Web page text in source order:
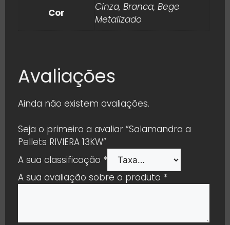
Cor
Cinza, Branca, Bege
Metalizado
Avaliações
Ainda não existem avaliações.
Seja o primeiro a avaliar “Salamandra a
Pellets RIVIERA 13KW”
A sua classificação *
A sua avaliação sobre o produto *